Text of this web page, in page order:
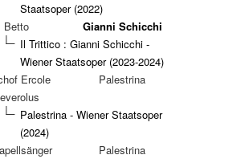
Staatsoper (2022)
Betto
Gianni Schicchi
Il Trittico : Gianni Schicchi -
Wiener Staatsoper (2023-2024)
Ercole
Palestrina
Palestrina - Wiener Staatsoper
(2024)
Palestrina